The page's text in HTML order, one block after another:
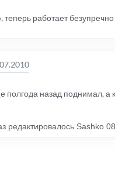
работает
полгода назад поднимал, а
редактировалось Sashko